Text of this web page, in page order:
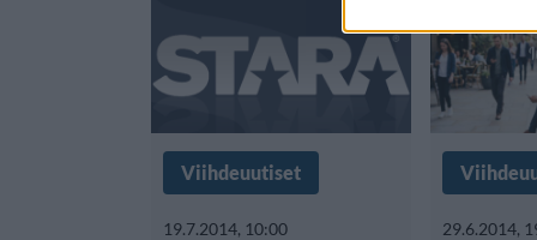
Viihdeuutiset
19.7.2014, 10:00 29.6.2014,